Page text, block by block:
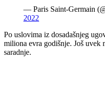
— Paris Saint-Germain
2022
Po uslovima iz dosadašnjeg
miliona evra godišnje. Još uvek
saradnje.